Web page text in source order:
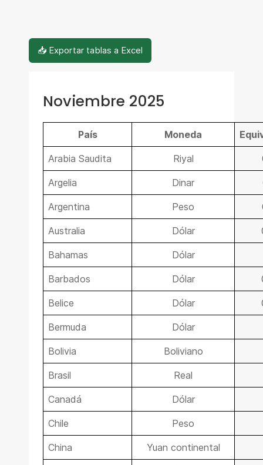
📥 Exportar tablas a Excel
Noviembre 2025
País Moneda
Arabia Saudita Riyal
Argelia Dinar
Argentina Peso
Australia Dólar
Bahamas Dólar
Barbados Dólar
Belice Dólar
Bermuda Dólar
Bolivia Boliviano
Brasil Real
Canadá Dólar
Chile Peso
China Yuan continental